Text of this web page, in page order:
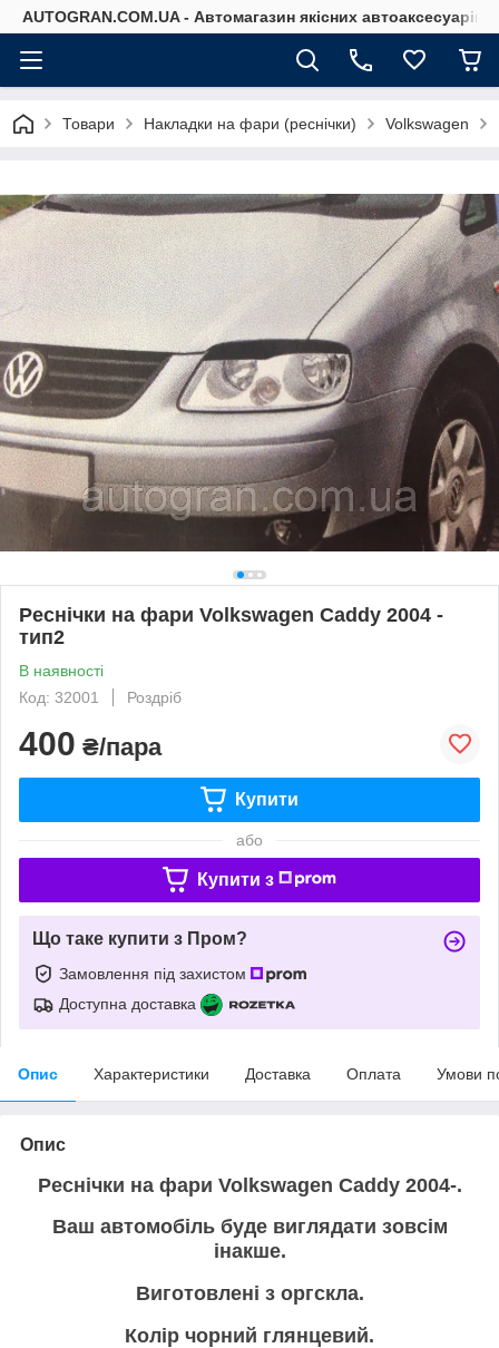
AUTOGRAN.COM.UA - Автомагазин якісних автоаксесуарів
Товари Накладки на фари (реснічки) Volkswagen
Реснічки на фари Volkswagen Caddy 2004 -
тип2
В наявності
Код: 32001
Роздріб
400 ₴/пара
Купити
або
Купити з
Що таке купити з Пром?
Замовлення під захистом
Доступна доставка
Опис Характеристики Доставка Оплата Умови
Опис
Реснічки на фари Volkswagen Caddy 2004-.
Ваш автомобіль буде виглядати зовсім
інакше.
Виготовлені з оргскла.
Колір чорний глянцевий.